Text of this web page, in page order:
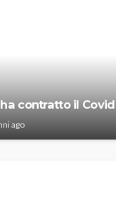
contratto il Covid
ago